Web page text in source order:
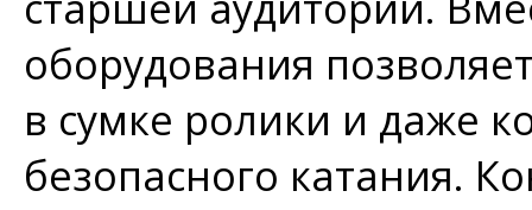
оборудования
в сумке ролики и даже
безопасного катания.